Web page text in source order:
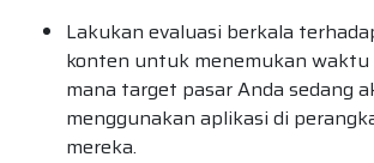
Lakukan evaluasi berkala
konten untuk menemukan
mana target pasar Anda sedang
menggunakan aplikasi di
mereka.